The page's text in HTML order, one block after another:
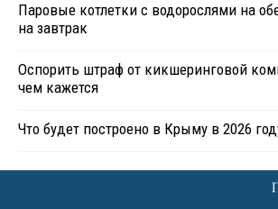
Паровые котлетки с водорослями на
на завтрак
Оспорить штраф от кикшеринговой
чем кажется
Что будет построено в Крыму в 2026